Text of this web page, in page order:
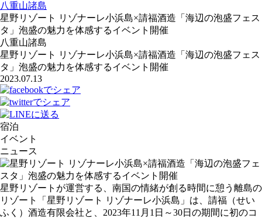
八重山諸島
星野リゾート リゾナーレ小浜島×請福酒造「海辺の泡盛フェス
タ」泡盛の魅力を体感するイベント開催
八重山諸島
星野リゾート リゾナーレ小浜島×請福酒造「海辺の泡盛フェス
タ」泡盛の魅力を体感するイベント開催
2023.07.13
宿泊
イベント
ニュース
星野リゾートが運営する、南国の情緒が創る時間に憩う離島の
リゾート「星野リゾート リゾナーレ小浜島」は、請福（せい
ふく）酒造有限会社と、2023年11月1日～30日の期間に初のコ